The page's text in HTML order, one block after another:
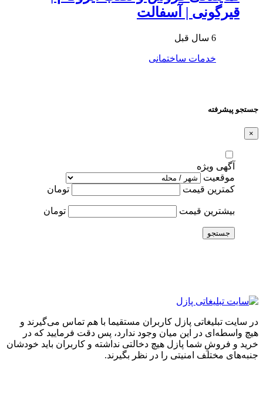
قیرگونی | آسفالت
6 سال قبل
خدمات ساختمانی
جستجو پیشرفته
×
آگهی ویژه
موقعیت
کمترین قیمت
تومان
بیشترین قیمت تومان
جستجو
در سایت تبلیغاتی پازل کاربران مستقیما با هم تماس می‌گیرند و
هیچ واسطه‌ای در این میان وجود ندارد، پس دقت فرمایید که در
خرید و فروشِ شما پازل هیچ دخالتی نداشته و کاربران باید خودشان
جنبه‌های مختلف امنیتی را در نظر بگیرند.